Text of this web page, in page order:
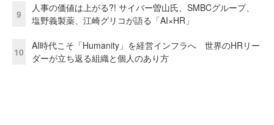
9
人事の価値は上がる?! サイバー曽山氏、SMBCグループ、
塩野義製薬、江崎グリコが語る「AI×HR」
10
AI時代こそ「Humanity」を経営インフラへ 世界のHRリー
ダーが立ち返る組織と個人のあり方